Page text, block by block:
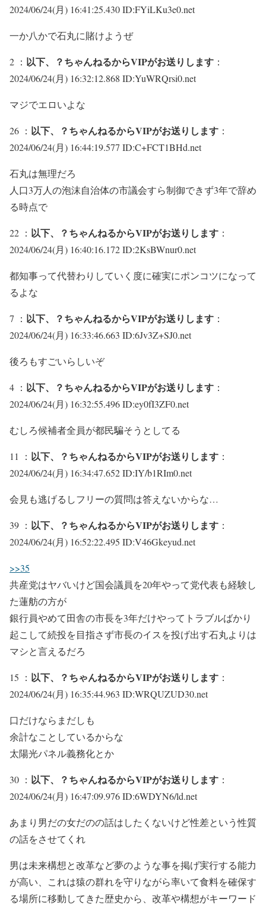
2024/06/24(月) 16:41:25.430 ID:FYiLKu3e0.net
一か八かで石丸に賭けようぜ
2 ： 以下、？ちゃんねるからVIPがお送りします ：
2024/06/24(月) 16:32:12.868 ID:YuWRQrsi0.net
マジでエロいよな
26 ： 以下、？ちゃんねるからVIPがお送りします ：
2024/06/24(月) 16:44:19.577 ID:C+FCT1BHd.net
石丸は無理だろ
人口3万人の泡沫自治体の市議会すら制御できず3年で辞め
る時点で
22 ： 以下、？ちゃんねるからVIPがお送りします ：
2024/06/24(月) 16:40:16.172 ID:2KsBWnur0.net
都知事って代替わりしていく度に確実にポンコツになって
るよな
7 ： 以下、？ちゃんねるからVIPがお送りします ：
2024/06/24(月) 16:33:46.663 ID:6Jv3Z+SJ0.net
後ろもすごいらしいぞ
4 ： 以下、？ちゃんねるからVIPがお送りします ：
2024/06/24(月) 16:32:55.496 ID:ey0fI3ZF0.net
むしろ候補者全員が都民騙そうとしてる
11 ： 以下、？ちゃんねるからVIPがお送りします ：
2024/06/24(月) 16:34:47.652 ID:IY/b1RIm0.net
会見も逃げるしフリーの質問は答えないからな…
39 ： 以下、？ちゃんねるからVIPがお送りします ：
2024/06/24(月) 16:52:22.495 ID:V46Gkeyud.net
>>35
共産党はヤバいけど国会議員を20年やって党代表も経験し
た蓮舫の方が
銀行員やめて田舎の市長を3年だけやってトラブルばかり
起こして続投を目指さず市長のイスを投げ出す石丸よりは
マシと言えるだろ
15 ： 以下、？ちゃんねるからVIPがお送りします ：
2024/06/24(月) 16:35:44.963 ID:WRQUZUD30.net
口だけならまだしも
余計なことしているからな
太陽光パネル義務化とか
30 ： 以下、？ちゃんねるからVIPがお送りします ：
2024/06/24(月) 16:47:09.976 ID:6WDYN6/ld.net
あまり男だの女だのの話はしたくないけど性差という性質
の話をさせてくれ
男は未来構想と改革など夢のような事を掲げ実行する能力
が高い、これは猿の群れを守りながら率いて食料を確保す
る場所に移動してきた歴史から、改革や構想がキーワード